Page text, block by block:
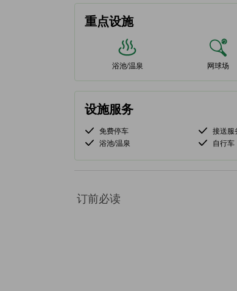
重点设施
浴池/温泉 网球场
设施服务
免费停车 接送服
浴池/温泉
自行车
订前必读